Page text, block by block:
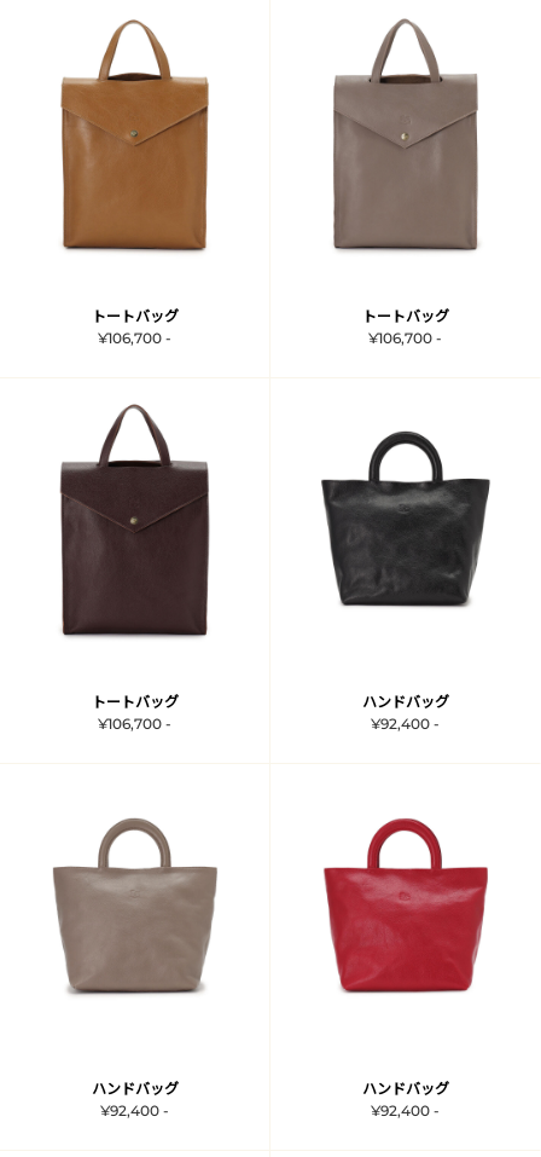
トートバッグ
¥106,700 -
トートバッグ
¥106,700 -
トートバッグ
¥106,700 -
ハンドバッグ
¥92,400 -
ハンドバッグ
¥92,400 -
ハンドバッグ
¥92,400 -